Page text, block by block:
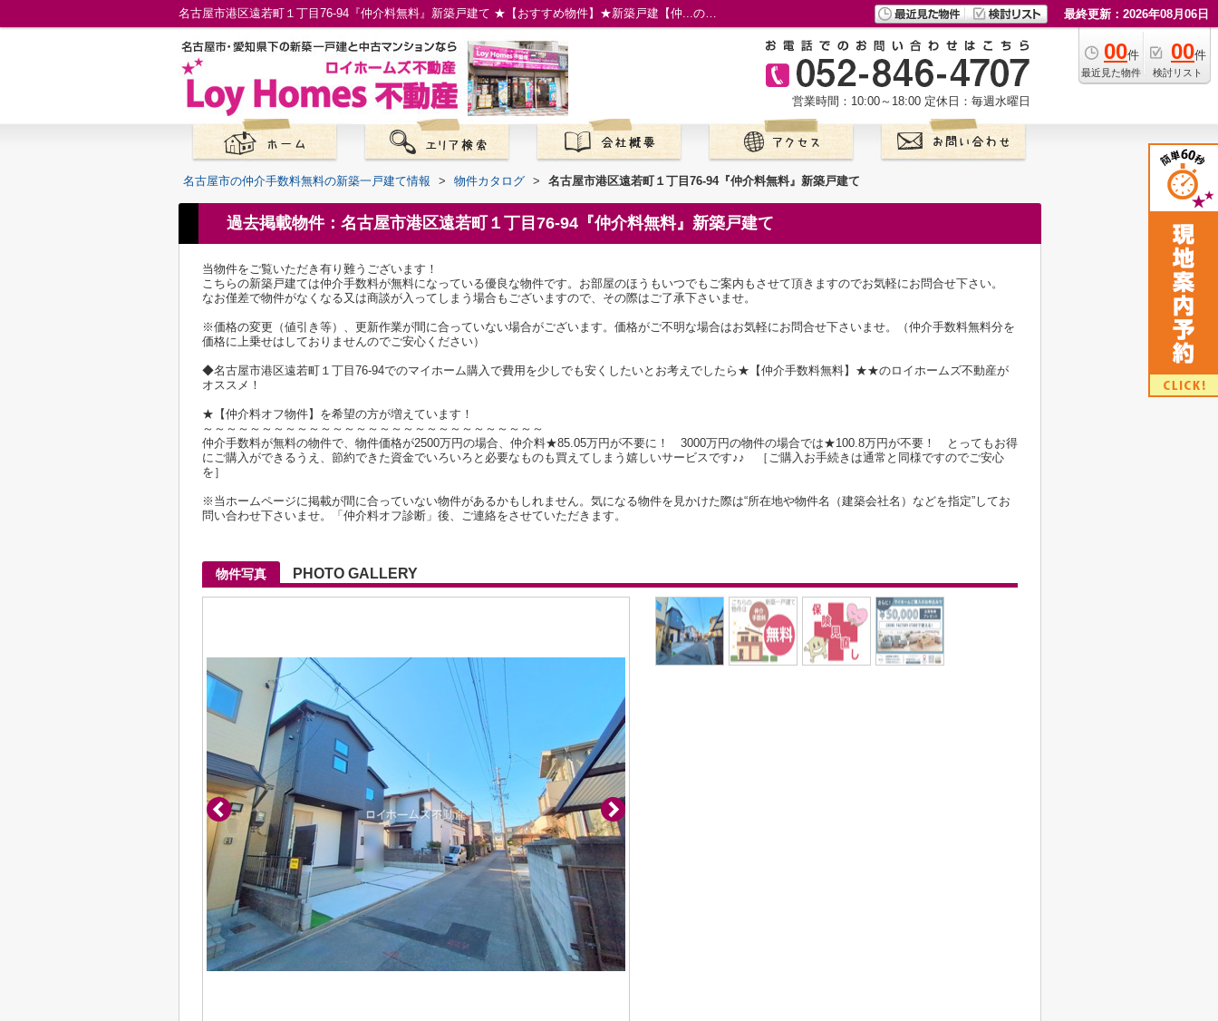
名古屋市港区遠若町１丁目76-94『仲介料無料』新築戸建て ★【おすすめ物件】★新築戸建【仲...の物件情報／名古屋市の仲介手数料無料の新築一戸建て／ロイホームズ不動産 最終更新：2026年08月06日
00件
最近見た物件
00件
検討リスト
営業時間：10:00～18:00 定休日：毎週水曜日
名古屋市の仲介手数料無料の新築一戸建て情報 > 物件カタログ > 名古屋市港区遠若町１丁目76-94『仲介料無料』新築戸建て
過去掲載物件：名古屋市港区遠若町１丁目76-94『仲介料無料』新築戸建て
当物件をご覧いただき有り難うございます！
こちらの新築戸建ては仲介手数料が無料になっている優良な物件です。お部屋のほうもいつでもご案内もさせて頂きますのでお気軽にお問合せ下さい。
なお僅差で物件がなくなる又は商談が入ってしまう場合もございますので、その際はご了承下さいませ。
※価格の変更（値引き等）、更新作業が間に合っていない場合がございます。価格がご不明な場合はお気軽にお問合せ下さいませ。（仲介手数料無料分を
価格に上乗せはしておりませんのでご安心ください）
◆名古屋市港区遠若町１丁目76-94でのマイホーム購入で費用を少しでも安くしたいとお考えでしたら★【仲介手数料無料】★★のロイホームズ不動産が
オススメ！
★【仲介料オフ物件】を希望の方が増えています！
～～～～～～～～～～～～～～～～～～～～～～～～～～～～～
仲介手数料が無料の物件で、物件価格が2500万円の場合、仲介料★85.05万円が不要に！ 3000万円の物件の場合では★100.8万円が不要！ とってもお得
にご購入ができるうえ、節約できた資金でいろいろと必要なものも買えてしまう嬉しいサービスです♪♪ ［ご購入お手続きは通常と同様ですのでご安心
を］
※当ホームページに掲載が間に合っていない物件があるかもしれません。気になる物件を見かけた際は“所在地や物件名（建築会社名）などを指定”してお
問い合わせ下さいませ。「仲介料オフ診断」後、ご連絡をさせていただきます。
物件写真 PHOTO GALLERY